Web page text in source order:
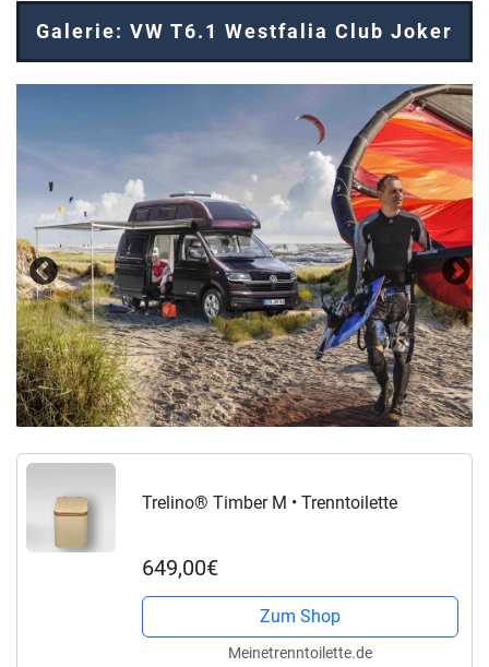
Galerie: VW T6.1 Westfalia Club Joker
Trelino® Timber M • Trenntoilette
649,00€
Zum Shop
Meinetrenntoilette.de